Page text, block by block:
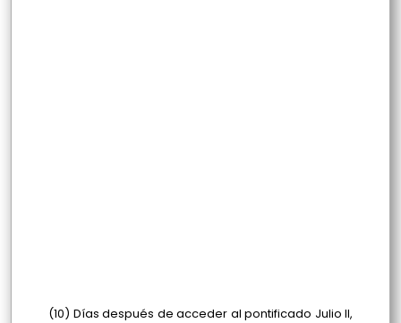
(10) Días después de acceder al pontificado Julio II,